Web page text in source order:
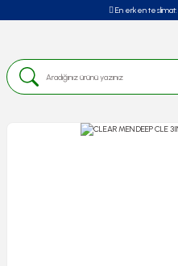
En erken teslimat: